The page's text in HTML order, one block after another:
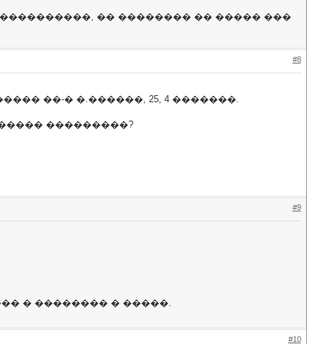
�� �������� �� ����� ���
#8
��-� �.������, 25, 4 �������.
���������?
#9
� �������� � �����.
#10